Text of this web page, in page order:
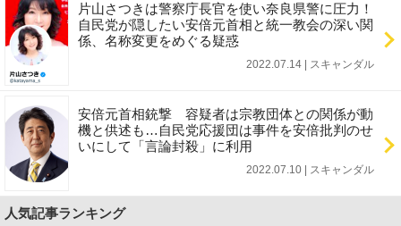
片山さつきは警察庁長官を使い奈良県警に圧力！
自民党が隠したい安倍元首相と統一教会の深い関
係、名称変更をめぐる疑惑
2022.07.14 | スキャンダル
安倍元首相銃撃 容疑者は宗教団体との関係が動
機と供述も…自民党応援団は事件を安倍批判のせ
いにして「言論封殺」に利用
2022.07.10 | スキャンダル
人気記事ランキング